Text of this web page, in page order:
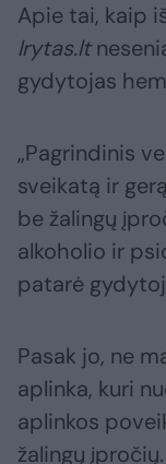
Apie tai, kaip
lrytas.lt
gydytojas
„Pagrindinis
sveikatą ir
be žalingų
alkoholio ir
patarė
Pasak jo, ne
aplinka, kuri
aplinkos
žalingų įpročių.